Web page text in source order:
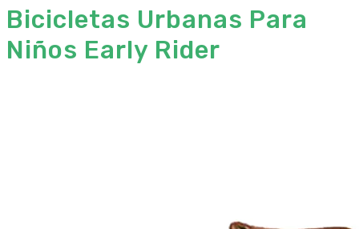
Bicicletas Urbanas Para
Niños Early Rider